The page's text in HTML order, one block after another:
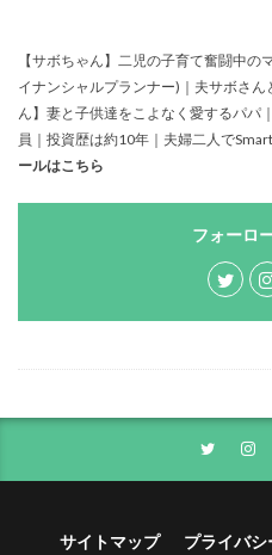
【サボちゃん】二児の子育て奮闘中
イナンシャルプランナー)｜夫サボさ
ん】妻と子供達をこよなく愛するパパ
員｜投資歴は約10年｜夫婦二人で
ールはこちら
フォーロ
サイトマップ プライバ